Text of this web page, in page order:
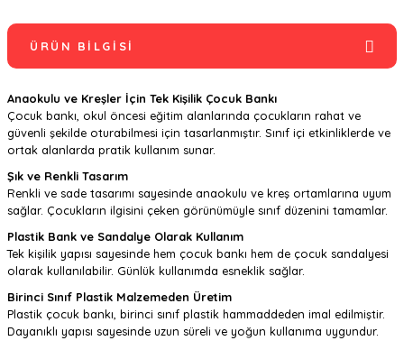
ÜRÜN BILGISI
Anaokulu ve Kreşler İçin Tek Kişilik Çocuk Bankı
Çocuk bankı, okul öncesi eğitim alanlarında çocukların rahat ve
güvenli şekilde oturabilmesi için tasarlanmıştır. Sınıf içi etkinliklerde ve
ortak alanlarda pratik kullanım sunar.
Şık ve Renkli Tasarım
Renkli ve sade tasarımı sayesinde anaokulu ve kreş ortamlarına uyum
sağlar. Çocukların ilgisini çeken görünümüyle sınıf düzenini tamamlar.
Plastik Bank ve Sandalye Olarak Kullanım
Tek kişilik yapısı sayesinde hem çocuk bankı hem de çocuk sandalyesi
olarak kullanılabilir. Günlük kullanımda esneklik sağlar.
Birinci Sınıf Plastik Malzemeden Üretim
Plastik çocuk bankı, birinci sınıf plastik hammaddeden imal edilmiştir.
Dayanıklı yapısı sayesinde uzun süreli ve yoğun kullanıma uygundur.